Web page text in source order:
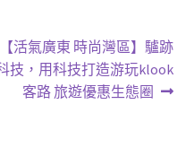
下
【活氣廣東 時尚灣區】驢跡
技，用科技打造游玩klook
客路 旅遊優惠生態圈